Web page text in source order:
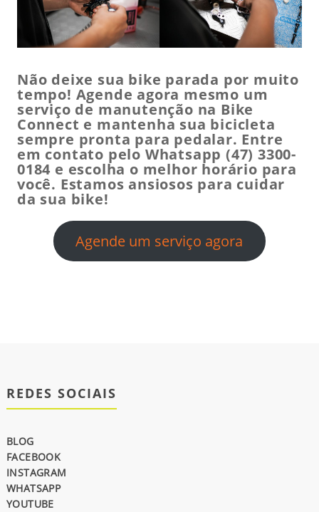
Não deixe sua bike parada por muito
tempo! Agende agora mesmo um
serviço de manutenção na Bike
Connect e mantenha sua bicicleta
sempre pronta para pedalar. Entre
em contato pelo Whatsapp (47) 3300-
0184 e escolha o melhor horário para
você. Estamos ansiosos para cuidar
da sua bike!
Agende um serviço agora
REDES SOCIAIS
BLOG
FACEBOOK
INSTAGRAM
WHATSAPP
YOUTUBE